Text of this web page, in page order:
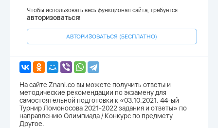
Чтобы использовать весь функционал сайта, требуется
авторизоваться!
АВТОРИЗОВАТЬСЯ (БЕСПЛАТНО)
На сайте Znani.co вы можете получить ответы и
методические рекомендации по экзамену для
самостоятельной подготовки к «03.10.2021. 44-ый
Турнир Ломоносова 2021-2022 задания и ответы» по
направлению Олимпиада / Конкурс по предмету
Другое.